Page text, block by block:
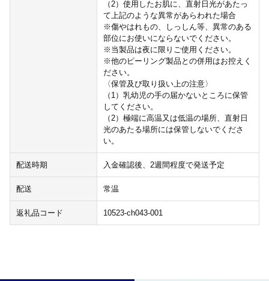
（2）使用したお肌に、直射日光があたっ
て上記のような異常があらわれた場合
※傷やはれもの、しっしん等、異常のある
部位にお使いにならないでください。
※当製品は夜に限りご使用ください。
※他のピーリング製品との併用はお控えく
ださい。
〈保管及び取り扱い上の注意〉
（1）乳幼児の手の届かないところに保管
してください。
（2）極端に高温又は低温の場所、直射日
光のあたる場所には保管しないでくださ
い。
配送時期 入金確認後、2週間程度で発送予定
配送 常温
返礼品コード 10523-ch043-001